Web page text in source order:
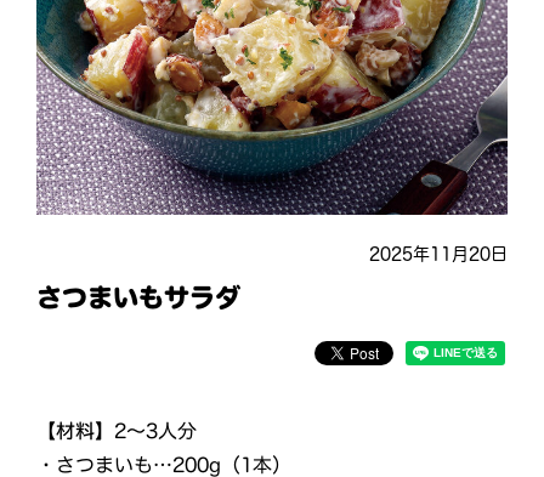
2025年11月20日
さつまいもサラダ
【材料】 2～3人分
・さつまいも…200g（1本）